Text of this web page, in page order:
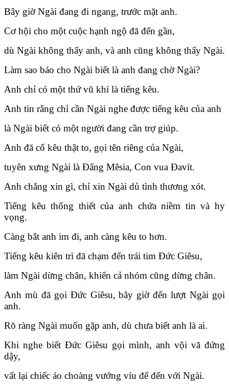
Bây giờ Ngài đang đi ngang, trước mặt anh.
Cơ hội cho một cuộc hạnh ngộ đã đến gần,
dù Ngài không thấy anh, và anh cũng không thấy Ngài.
Làm sao báo cho Ngài biết là anh đang chờ Ngài?
Anh chỉ có một thứ vũ khí là tiếng kêu.
Anh tin rằng chỉ cần Ngài nghe được tiếng kêu của anh
là Ngài biết có một người đang cần trợ giúp.
Anh đã cố kêu thật to, gọi tên riêng của Ngài,
tuyên xưng Ngài là Đấng Mêsia, Con vua Đavít.
Anh chẳng xin gì, chỉ xin Ngài dủ tình thương xót.
Tiếng kêu thống thiết của anh chứa niềm tin và hy
vọng.
Càng bắt anh im đi, anh càng kêu to hơn.
Tiếng kêu kiên trì đã chạm đến trái tim Đức Giêsu,
làm Ngài dừng chân, khiến cả nhóm cũng dừng chân.
Anh mù đã gọi Đức Giêsu, bây giờ đến lượt Ngài gọi
anh.
Rõ ràng Ngài muốn gặp anh, dù chưa biết anh là ai.
Khi nghe biết Đức Giêsu gọi mình, anh vội vã đứng
dậy,
vất lại chiếc áo choàng vướng víu để đến với Ngài.